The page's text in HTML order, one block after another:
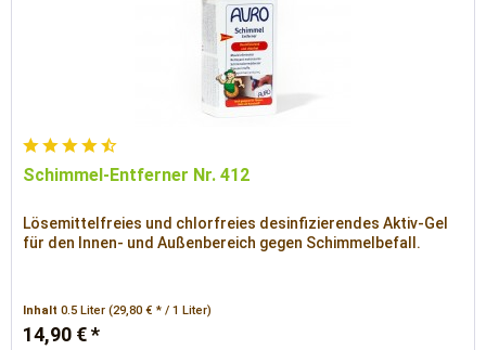
Schimmel-Entferner Nr. 412
Lösemittelfreies und chlorfreies desinfizierendes Aktiv-Gel
für den Innen- und Außenbereich gegen Schimmelbefall.
Inhalt0.5 Liter(29,80 € * / 1 Liter)
14,90 € *